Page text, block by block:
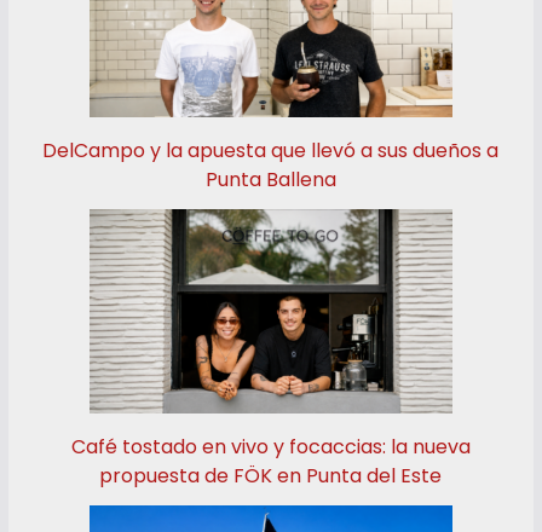
DelCampo y la apuesta que llevó a sus dueños a
Punta Ballena
Café tostado en vivo y focaccias: la nueva
propuesta de FÖK en Punta del Este